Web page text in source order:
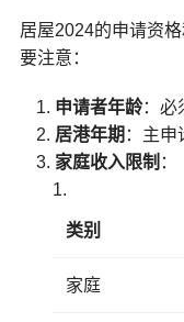
居屋2024的申请资
要注意：
申请者年龄：必
居港年期 ：主申
家庭收入限制 ：
类别
家庭